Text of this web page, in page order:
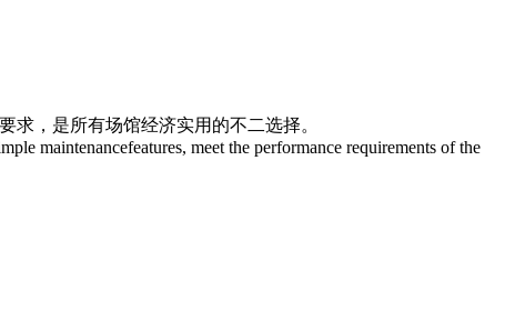
，是所有场馆经济实用的不二选择。
maintenancefeatures, meet the performance requirements of the